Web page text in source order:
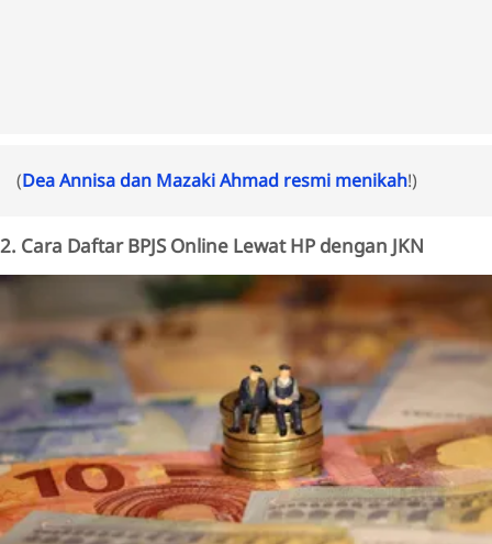
(Dea Annisa dan Mazaki Ahmad resmi menikah!)
2. Cara Daftar BPJS Online Lewat HP dengan JKN